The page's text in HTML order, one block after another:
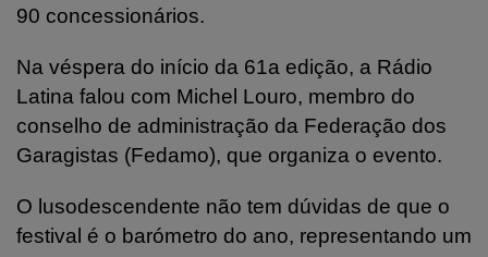
90 concessionários.
Na véspera do início da 61a edição, a Rádio
Latina falou com Michel Louro, membro do
conselho de administração da Federação dos
Garagistas (Fedamo), que organiza o evento.
O lusodescendente não tem dúvidas de que o
festival é o barómetro do ano, representando um